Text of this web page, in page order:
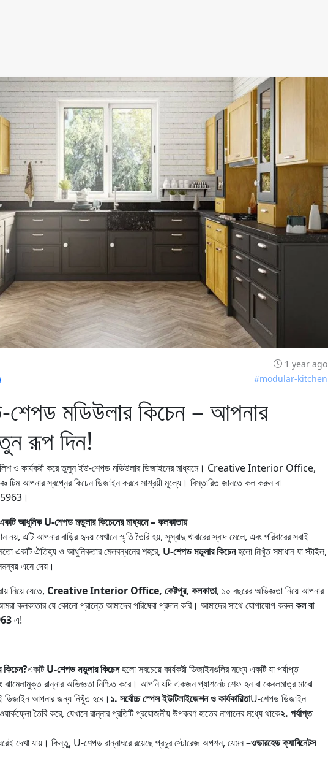
1 year ago
#modular-kitchen
মডিউলার কিচেন – আপনার
রূপ দিন!
ও কার্যকরী করে তুলুন ইউ-শেপড মডিউলার ডিজাইনের মাধ্যমে। Creative Interior Office,
আপনার স্বপ্নের কিচেন ডিজাইন করবে সাশ্রয়ী মূল্যে। বিস্তারিত জানতে কল করুন বা
আধুনিক U-শেপড মডুলার কিচেনের মাধ্যমে – কলকাতায়
নয়, এটি আপনার বাড়ির হৃদয় যেখানে স্মৃতি তৈরি হয়, সুস্বাদু খাবারের স্বাদ মেলে, এবং পরিবারের সবাই
একটি ঐতিহ্য ও আধুনিকতার মেলবন্ধনের শহরে, U-শেপড মডুলার কিচেনহলো নিখুঁত সমাধান যা স্টাইল,
এনে দেয়।
নিয়ে যেতে, Creative Interior Office, কেষ্টপুর, কলকাতা, ১০ বছরের অভিজ্ঞতা নিয়ে আপনার
কলকাতার যে কোনো প্রান্তে আমাদের পরিষেবা প্রদান করি। আমাদের সাথে যোগাযোগ করুনকল বা
এ!
একটিU-শেপড মডুলার কিচেনহলো সবচেয়ে কার্যকরী ডিজাইনগুলির মধ্যে একটি যা পর্যাপ্ত
ঝামেলামুক্ত রান্নার অভিজ্ঞতা নিশ্চিত করে। আপনি যদি একজন প্যাশনেট শেফ হন বা কেবলমাত্র মাঝে
ডিজাইন আপনার জন্য নিখুঁত হবে। ১. সর্বোচ্চ স্পেস ইউটিলাইজেশন ও কার্যকারিতাU-শেপড ডিজাইন
তৈরি করে, যেখানে রান্নার প্রতিটি প্রয়োজনীয় উপকরণ হাতের নাগালের মধ্যে থাকে২. পর্যাপ্ত
দেখা যায়। কিন্তু, U-শেপড রান্নাঘরে রয়েছে প্রচুর স্টোরেজ অপশন, যেমন –ওভারহেড ক্যাবিনেটস